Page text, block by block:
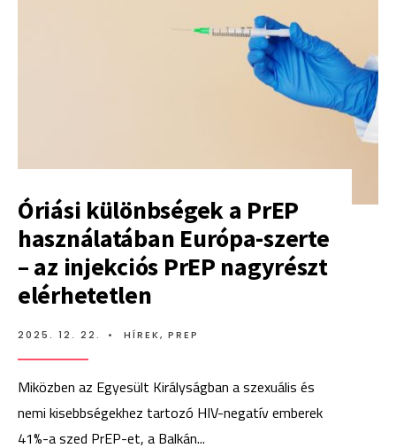
Óriási különbségek a PrEP
használatában Európa-szerte
– az injekciós PrEP nagyrészt
elérhetetlen
2025. 12. 22. • HÍREK, PREP
Miközben az Egyesült Királyságban a szexuális és
nemi kisebbségekhez tartozó HIV-negatív emberek
41%-a szed PrEP-et, a Balkán...